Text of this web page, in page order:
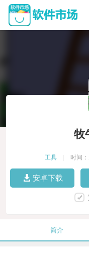
牧
工具 时间
安卓下载
简介